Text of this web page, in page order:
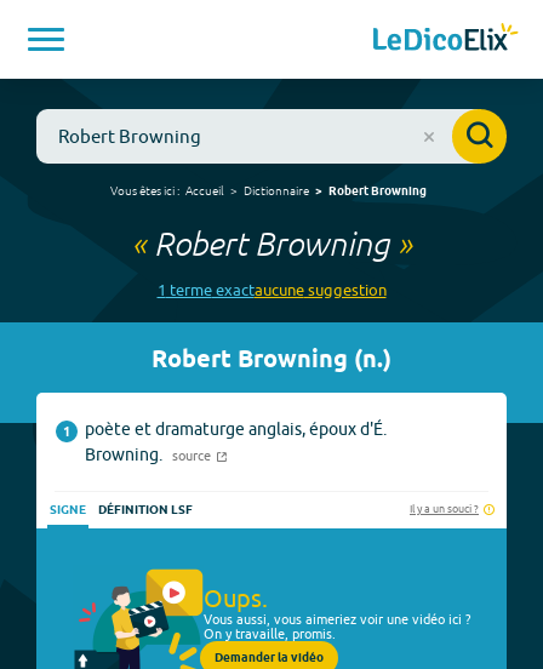
Vous êtes ici : Accueil Dictionnaire Robert Browning
« Robert Browning»
1 termeexactaucunesuggestion
Robert Browning (n.)
1
poète et dramaturge anglais, époux d'É.
Browning.
source
SIGNE DÉFINITION LSF Il y a un souci ?
Oups.
Vous aussi, vous aimeriez voir une vidéo ici ?
On y travaille, promis.
Demander la vidéo